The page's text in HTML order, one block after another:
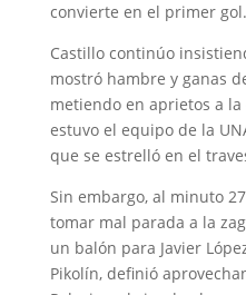
convierte en el primer gol.
Castillo continúo
mostró hambre y ganas
metiendo en aprietos a la
estuvo el equipo de la
que se estrelló en el
Sin embargo, al minuto
tomar mal parada a la
un balón para Javier
Pikolín, definió